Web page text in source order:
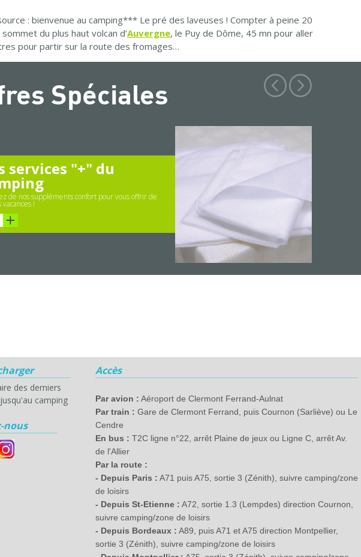
: bienvenue au camping*** Le pré des laveuses ! Compter à peine 20
du plus haut volcan d’Auvergne, le Puy de Dôme, 45 mn pour aller
pour partir sur la route des fromages…
Spéciales
services "+" du
de nos suppléments confort pour vous offrir de
!
des derniers
camping
nous
Accès
Par avion : Aéroport de Clermont Ferrand-Aulnat
Par train : Gare de Clermont Ferrand, puis Cournon (Sarliève) ou Le
Cendre
En bus : T2C ligne n°22, arrêt Plaine de jeux ou Ligne C, arrêt Av.
de l'Allier
Par la route :
- Depuis Paris : A71 puis A75, sortie 3 (Zénith), suivre camping/zone
de loisirs
- Depuis St-Etienne : A72, sortie 1.3 (Lempdes) direction Cournon,
suivre camping/zone de loisirs
- Depuis Bordeaux : A89, puis A71 et A75 direction Montpellier,
sortie 3 (Zénith), suivre camping/zone de loisirs